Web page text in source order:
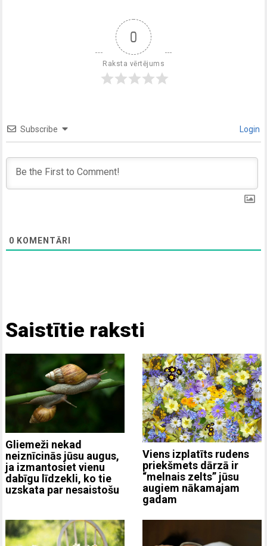
0
Raksta vērtējums
Subscribe Login
0 KOMENTĀRI
Saistītie raksti
Gliemeži nekad
neiznīcinās jūsu augus,
ja izmantosiet vienu
dabīgu līdzekli, ko tie
uzskata par nesaistošu
Viens izplatīts rudens
priekšmets dārzā ir
“melnais zelts” jūsu
augiem nākamajam
gadam